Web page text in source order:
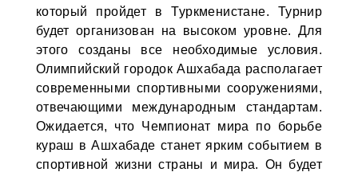
который пройдет в Туркменистане. Турнир
будет организован на высоком уровне. Для
этого созданы все необходимые условия.
Олимпийский городок Ашхабада располагает
современными спортивными сооружениями,
отвечающими международным стандартам.
Ожидается, что Чемпионат мира по борьбе
кураш в Ашхабаде станет ярким событием в
спортивной жизни страны и мира. Он будет